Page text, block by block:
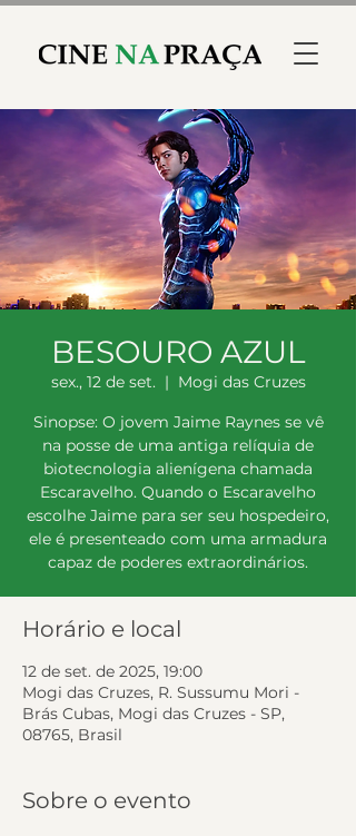
BESOURO AZUL
sex., 12 de set.
  |
Mogi das Cruzes
Sinopse: O jovem Jaime Raynes se vê
na posse de uma antiga relíquia de
biotecnologia alienígena chamada
Escaravelho. Quando o Escaravelho
escolhe Jaime para ser seu hospedeiro,
ele é presenteado com uma armadura
capaz de poderes extraordinários.
Horário e local
12 de set. de 2025, 19:00
Mogi das Cruzes, R. Sussumu Mori -
Brás Cubas, Mogi das Cruzes - SP,
08765, Brasil
Sobre o evento